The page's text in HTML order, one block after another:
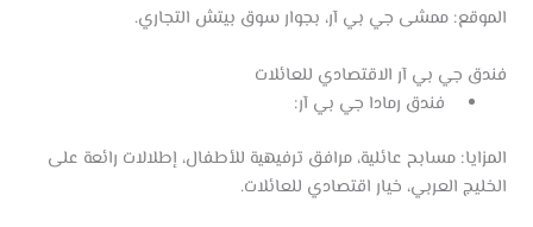
الموقع: ممشى جي بي آر، بجوار سوق بيتش التجاري.
فندق جي بي آر الاقتصادي للعائلات
فندق رمادا جي بي آر:
المزايا: مسابح عائلية، مرافق ترفيهية للأطفال، إطلالات رائعة على
الخليج العربي، خيار اقتصادي للعائلات.